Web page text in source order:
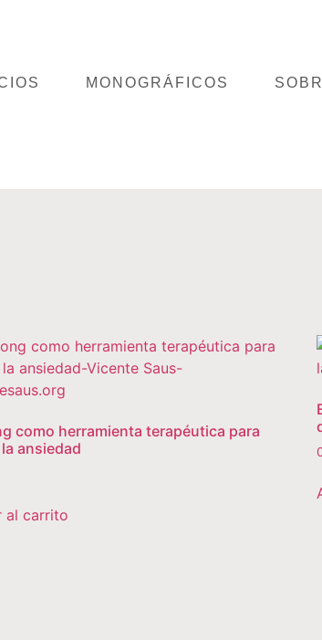
MONOGRÁFICOS
como herramienta terapéutica para
ansiedad
al carrito